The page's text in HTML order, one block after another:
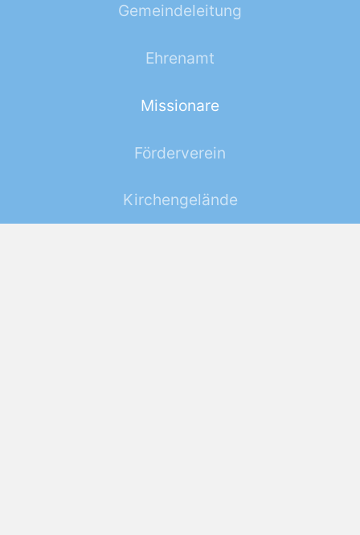
Gemeindeleitung
Ehrenamt
Missionare
Förderverein
Kirchengelände